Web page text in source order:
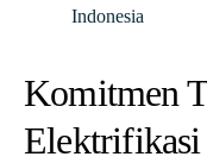
Indonesia
Komitmen